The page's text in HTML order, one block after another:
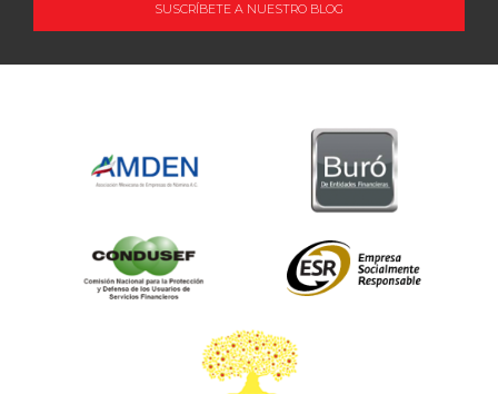
SUSCRÍBETE A NUESTRO BLOG
OCUPACIÓN